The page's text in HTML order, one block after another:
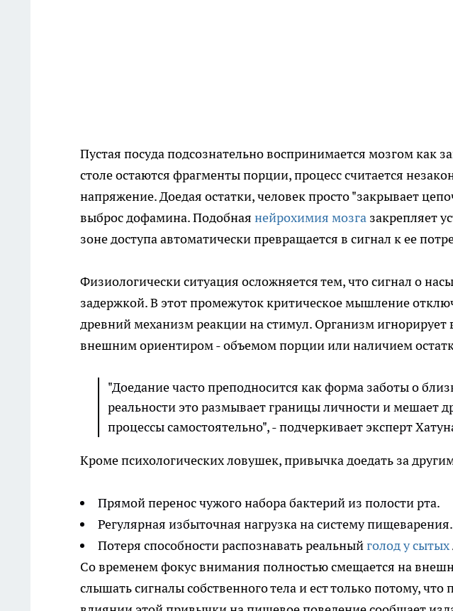
Пустая посуда подсознательно воспринимается мозгом как
столе остаются фрагменты порции, процесс считается
напряжение. Доедая остатки, человек просто "закрывает
выброс дофамина. Подобная нейрохимия мозга закрепляет
зоне доступа автоматически превращается в сигнал к ее
Физиологически ситуация осложняется тем, что сигнал о
задержкой. В этот промежуток критическое мышление
древний механизм реакции на стимул. Организм
внешним ориентиром - объемом порции или наличием
"Доедание часто преподносится как форма заботы о
реальности это размывает границы личности и мешает
процессы самостоятельно", - подчеркивает эксперт
Кроме психологических ловушек, привычка доедать за
Прямой перенос чужого набора бактерий из полости рта.
Регулярная избыточная нагрузка на систему пищеварения.
Потеря способности распознавать реальныйголод у сытых
Со временем фокус внимания полностью смещается на
слышать сигналы собственного тела и ест только потому,